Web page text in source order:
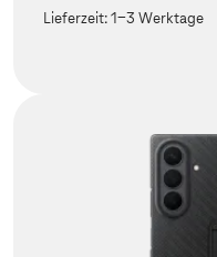
Lieferzeit:1-3 Werktage